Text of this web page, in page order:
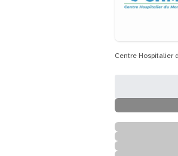
Centre Hospitalier